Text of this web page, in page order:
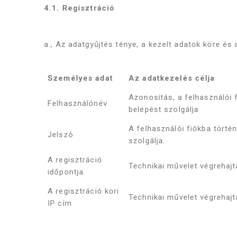
4.1. Regisztráció
a., Az adatgyűjtés ténye, a kezelt adatok köre és
Személyes adat Az adatkezelés célja
Felhasználónév
Azonosítás, a felhasználói
belépést szolgálja
Jelszó
A felhasználói fiókba
szolgálja.
A regisztráció
időpontja
Technikai művelet
A regisztráció kori
IP cím
Technikai művelet